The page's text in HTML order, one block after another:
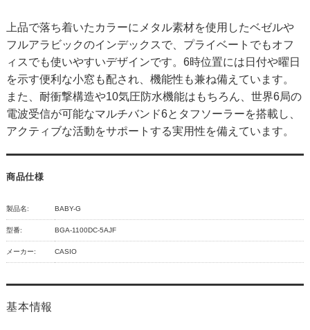
上品で落ち着いたカラーにメタル素材を使用したベゼルや
フルアラビックのインデックスで、プライベートでもオフ
ィスでも使いやすいデザインです。6時位置には日付や曜日
を示す便利な小窓も配され、機能性も兼ね備えています。
また、耐衝撃構造や10気圧防水機能はもちろん、世界6局の
電波受信が可能なマルチバンド6とタフソーラーを搭載し、
アクティブな活動をサポートする実用性を備えています。
商品仕様
製品名: BABY-G
型番: BGA-1100DC-5AJF
メーカー: CASIO
基本情報